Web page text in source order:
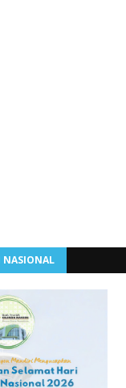
NASIONAL